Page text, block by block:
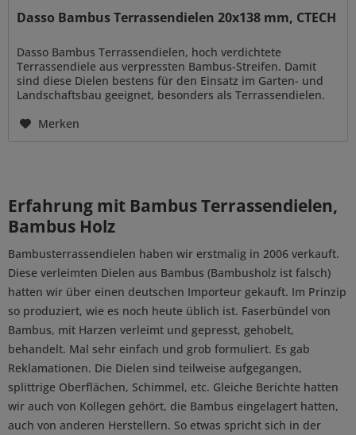
Dasso Bambus Terrassendielen 20x138 mm, CTECH
Dasso Bambus Terrassendielen, hoch verdichtete
Terrassendiele aus verpressten Bambus-Streifen. Damit
sind diese Dielen bestens für den Einsatz im Garten- und
Landschaftsbau geeignet, besonders als Terrassendielen.
Merken
Erfahrung mit Bambus Terrassendielen,
Bambus Holz
Bambusterrassendielen haben wir erstmalig in 2006 verkauft.
Diese verleimten Dielen aus Bambus (Bambusholz ist falsch)
hatten wir über einen deutschen Importeur gekauft. Im Prinzip
so produziert, wie es noch heute üblich ist. Faserbündel von
Bambus, mit Harzen verleimt und gepresst, gehobelt,
behandelt. Mal sehr einfach und grob formuliert. Es gab
Reklamationen. Die Dielen sind teilweise aufgegangen,
splittrige Oberflächen, Schimmel, etc. Gleiche Berichte hatten
wir auch von Kollegen gehört, die Bambus eingelagert hatten,
auch von anderen Herstellern. So etwas spricht sich in der